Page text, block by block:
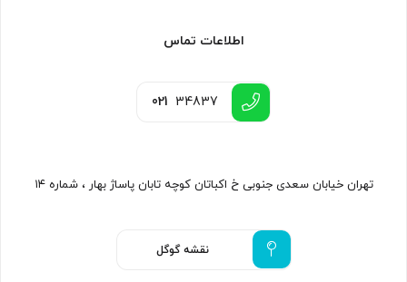
اطلاعات تماس
021 34837
تهران خیابان سعدی جنوبی خ اکباتان کوچه تابان پاساژ بهار ، شماره ۱۴
نقشه گوگل